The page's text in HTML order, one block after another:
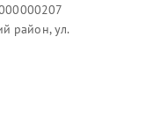
район, ул.